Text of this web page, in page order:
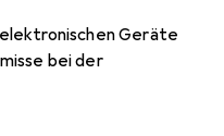
Geräte
bei der